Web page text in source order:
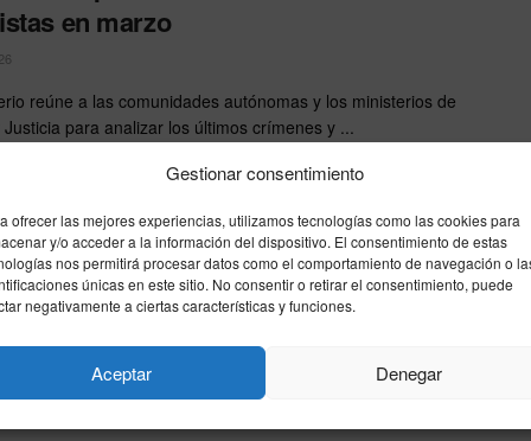
Gestionar consentimiento
ofrecer las mejores experiencias, utilizamos tecnologías como las cookies para
y/o acceder a la información del dispositivo. El consentimiento de estas
nos permitirá procesar datos como el comportamiento de navegación o
únicas en este sitio. No consentir o retirar el consentimiento, puede
negativamente a ciertas características y funciones.
Aceptar Denegar
en marzo
reúne a las comunidades autónomas y los ministerios de
para analizar los últimos crímenes y ...
autor del atentado de Bondi
por primera vez ante la Justicia
uno de los dos presuntos responsables del atentado
en diciembre en la playa de Bondi, compareció este ...